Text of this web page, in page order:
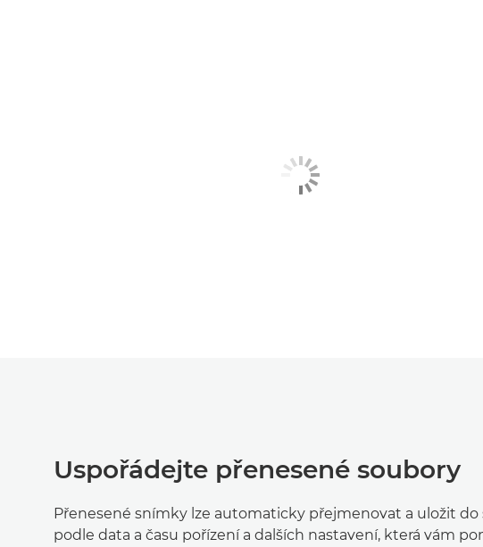
Uspořádejte přenesené soubory
Přenesené snímky lze automaticky přejmenovat a uložit do
podle data a času pořízení a dalších nastavení, která vám